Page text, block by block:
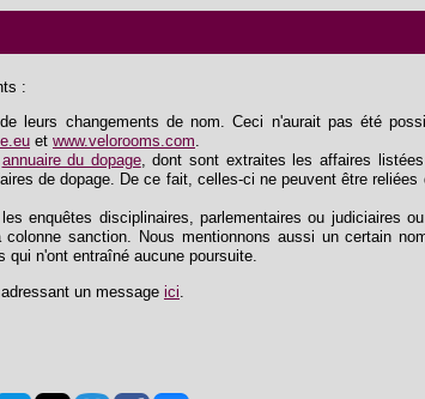
:
leurs changements de nom. Ceci n'aurait pas été
et www.velorooms.com.
annuaire du dopage, dont sont extraites les affaires
de dopage. De ce fait, celles-ci ne peuvent être reliées
enquêtes disciplinaires, parlementaires ou judiciaires
sanction. Nous mentionnons aussi un certain
qui n'ont entraîné aucune poursuite.
un message ici